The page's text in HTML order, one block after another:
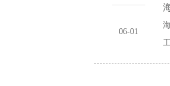
06-01